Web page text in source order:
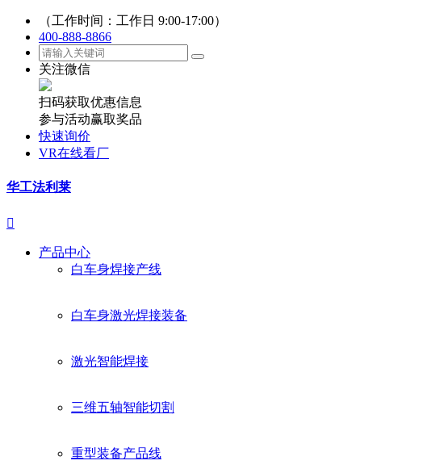
（工作时间：工作日 9:00-17:00）
400-888-8866
关注微信
扫码获取优惠信息
参与活动赢取奖品
快速询价
VR在线看厂
华工法利莱

产品中心
白车身焊接产线
白车身激光焊接装备
激光智能焊接
三维五轴智能切割
重型装备产品线